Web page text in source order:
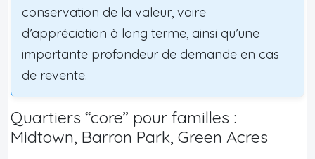
conservation de la valeur, voire
d’appréciation à long terme, ainsi qu’une
importante profondeur de demande en cas
de revente.
Quartiers “core” pour familles :
Midtown, Barron Park, Green Acres